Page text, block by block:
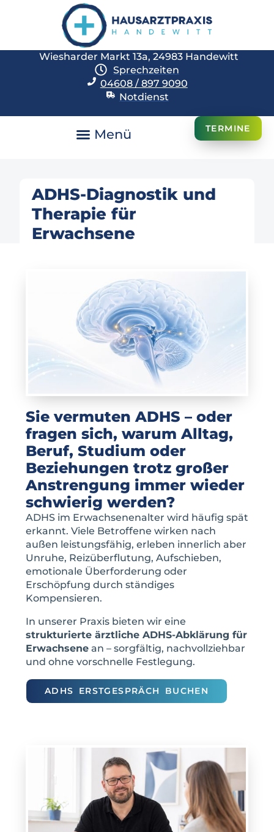
Wiesharder Markt 13a, 24983 Handewitt
Sprechzeiten
04608 / 897 9090
Notdienst
TERMINE
ADHS-Diagnostik und
Therapie für
Erwachsene
Sie vermuten ADHS – oder
fragen sich, warum Alltag,
Beruf, Studium oder
Beziehungen trotz großer
Anstrengung immer wieder
schwierig werden?
ADHS im Erwachsenenalter wird häufig spät
erkannt. Viele Betroffene wirken nach
außen leistungsfähig, erleben innerlich aber
Unruhe, Reizüberflutung, Aufschieben,
emotionale Überforderung oder
Erschöpfung durch ständiges
Kompensieren.
In unserer Praxis bieten wir eine
strukturierte ärztliche ADHS-Abklärung für
Erwachsene an – sorgfältig, nachvollziehbar
und ohne vorschnelle Festlegung.
ADHS ERSTGESPRÄCH BUCHEN